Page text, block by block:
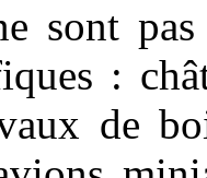
sont
:
de